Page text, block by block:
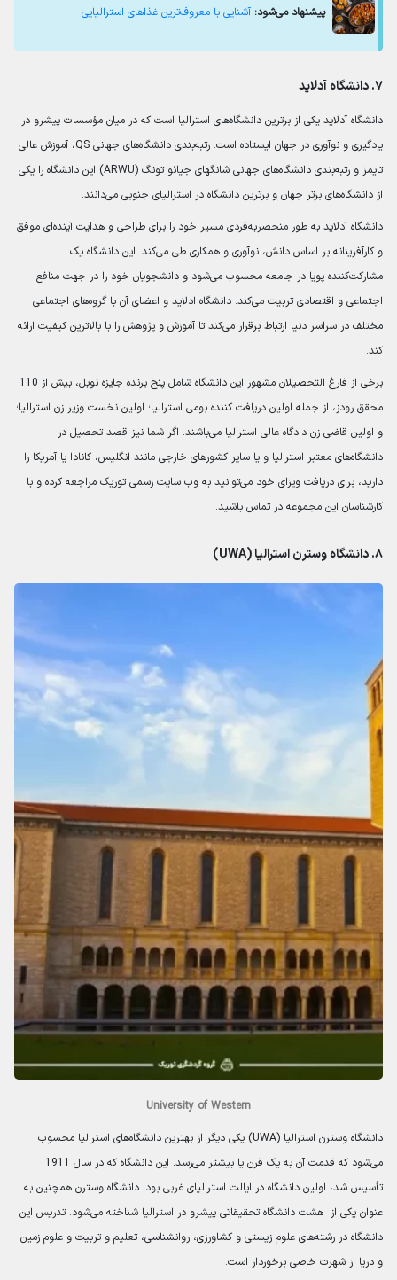
پیشنهاد می‌شود: آشنایی با معروف‌ترین غذاهای استرالیایی
۷. دانشگاه آدلاید
دانشگاه آدلاید یکی از برترین دانشگاه‌های استرالیا است که در میان مؤسسات پیشرو در
یادگیری و نوآوری در جهان ایستاده است. رتبه‌بندی دانشگاه‌های جهانی QS، آموزش عالی
تایمز و رتبه‌بندی دانشگاه‌های جهانی شانگهای جیائو تونگ (ARWU) این دانشگاه را یکی
از دانشگاه‌های برتر جهان و برترین دانشگاه در استرالیای جنوبی می‌دانند.
دانشگاه آدلاید به طور منحصربه‌فردی مسیر خود را برای طراحی و هدایت آینده‌ای موفق
و کارآفرینانه بر اساس دانش، نوآوری و همکاری طی می‌کند. این دانشگاه یک
مشارکت‌کننده پویا در جامعه محسوب می‌شود و دانشجویان خود را در جهت منافع
اجتماعی و اقتصادی تربیت می‌کند. دانشگاه ادلاید و اعضای آن با گروه‌های اجتماعی
مختلف در سراسر دنیا ارتباط برقرار می‌کند تا آموزش و پژوهش را با بالاترین کیفیت ارائه
کند.
برخی از فارغ التحصیلان مشهور این دانشگاه شامل پنج برنده جایزه نوبل، بیش از 110
محقق رودز، از جمله اولین دریافت کننده بومی استرالیا؛ اولین نخست وزیر زن استرالیا؛
و اولین قاضی زن دادگاه عالی استرالیا می‌باشند. اگر شما نیز قصد تحصیل در
دانشگاه‌های معتبر استرالیا و یا سایر کشورهای خارجی مانند انگلیس، کانادا یا آمریکا را
دارید، برای دریافت ویزای خود می‌توانید به وب سایت رسمی توریک مراجعه کرده و با
کارشناسان این مجموعه در تماس باشید.
۸. دانشگاه وسترن استرالیا (UWA)
University of Western
دانشگاه وسترن استرالیا (UWA) یکی دیگر از بهترین دانشگاه‌های استرالیا محسوب
می‌شود که قدمت آن به یک قرن یا بیشتر می‌رسد. این دانشگاه که در سال 1911
تأسیس شد، اولین دانشگاه در ایالت استرالیای غربی بود. دانشگاه وسترن همچنین به
عنوان یکی از هشت دانشگاه تحقیقاتی پیشرو در استرالیا شناخته می‌شود. تدریس این
دانشگاه در رشته‌های علوم زیستی و کشاورزی، روانشناسی، تعلیم و تربیت و علوم زمین
و دریا از شهرت خاصی برخوردار است.